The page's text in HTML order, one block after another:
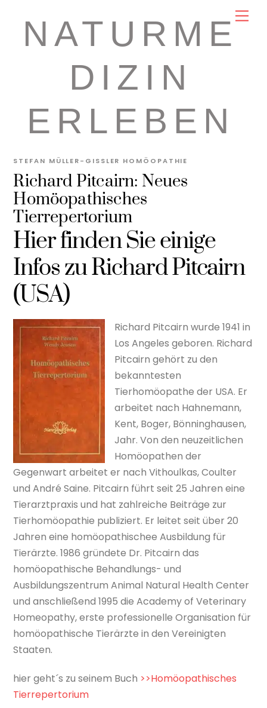
contentNATURME
DIZIN
ERLEBEN
Richard Pitcairn: Neues
Homöopathisches
Tierrepertorium
STEFAN MÜLLER-GISSLER HOMÖOPATHIE
Hier finden Sie einige
Infos zu Richard Pitcairn
(USA)
Richard Pitcairn wurde 1941 in
Los Angeles geboren. Richard
Pitcairn gehört zu den
bekanntesten
Tierhomöopathe der USA. Er
arbeitet nach Hahnemann,
Kent, Boger, Bönninghausen,
Jahr. Von den neuzeitlichen
Homöopathen der
Gegenwart arbeitet er nach Vithoulkas, Coulter
und André Saine. Pitcairn führt seit 25 Jahren eine
Tierarztpraxis und hat zahlreiche Beiträge zur
Tierhomöopathie publiziert. Er leitet seit über 20
Jahren eine homöopathischee Ausbildung für
Tierärzte. 1986 gründete Dr. Pitcairn das
homöopathische Behandlungs- und
Ausbildungszentrum Animal Natural Health Center
und anschließend 1995 die Academy of Veterinary
Homeopathy, erste professionelle Organisation für
homöopathische Tierärzte in den Vereinigten
Staaten.
hier geht´s zu seinem Buch >>Homöopathisches
Tierrepertorium